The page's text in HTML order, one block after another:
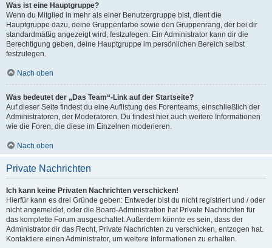
Was ist eine Hauptgruppe?
Wenn du Mitglied in mehr als einer Benutzergruppe bist, dient die
Hauptgruppe dazu, deine Gruppenfarbe sowie den Gruppenrang, der bei dir
standardmäßig angezeigt wird, festzulegen. Ein Administrator kann dir die
Berechtigung geben, deine Hauptgruppe im persönlichen Bereich selbst
festzulegen.
Nach oben
Was bedeutet der „Das Team“-Link auf der Startseite?
Auf dieser Seite findest du eine Auflistung des Forenteams, einschließlich der
Administratoren, der Moderatoren. Du findest hier auch weitere Informationen
wie die Foren, die diese im Einzelnen moderieren.
Nach oben
Private Nachrichten
Ich kann keine Privaten Nachrichten verschicken!
Hierfür kann es drei Gründe geben: Entweder bist du nicht registriert und / oder
nicht angemeldet, oder die Board-Administration hat Private Nachrichten für
das komplette Forum ausgeschaltet. Außerdem könnte es sein, dass der
Administrator dir das Recht, Private Nachrichten zu verschicken, entzogen hat.
Kontaktiere einen Administrator, um weitere Informationen zu erhalten.